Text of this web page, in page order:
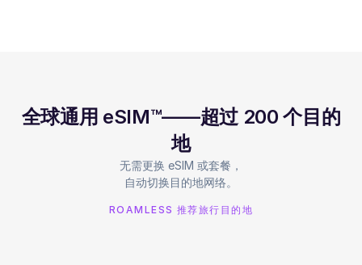
全球通用 eSIM™——超过 200 个目的
地
无需更换 eSIM 或套餐，
自动切换目的地网络。
ROAMLESS 推荐旅行目的地